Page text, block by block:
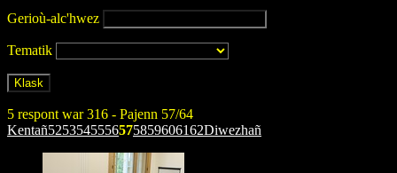
Gerioù-alc'hwez
Tematik
5 respont war 316 - Pajenn 57/64
Kentañ5253545556575859606162Diwezhañ